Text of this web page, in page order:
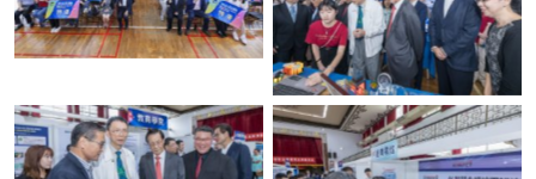
No Caption